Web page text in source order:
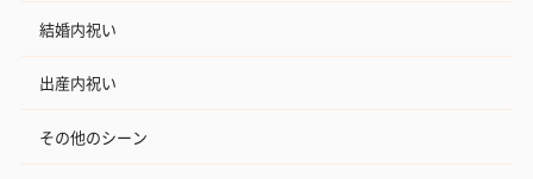
結婚内祝い
出産内祝い
その他のシーン